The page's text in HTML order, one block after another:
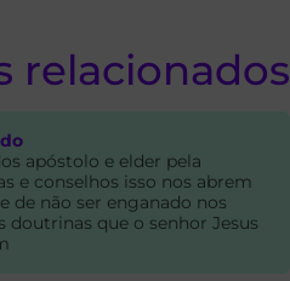
relacionados
apóstolo e elder pela
e conselhos isso nos abrem
de não ser enganado nos
doutrinas que o senhor Jesus